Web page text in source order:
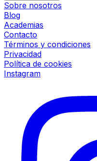
Sobre nosotros
Blog
Academias
Contacto
Términos y condiciones
Privacidad
Política de cookies
Instagram